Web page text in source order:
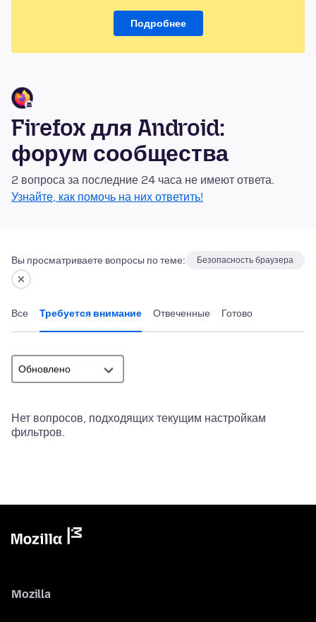
Подробнее
Firefox для Android:
форум сообщества
2 вопроса за последние 24 часа не имеют ответа.
Узнайте, как помочь на них ответить!
Вы просматриваете вопросы по теме: Безопасность браузера
Все Требуется внимание Отвеченные Готово
Нет вопросов, подходящих текущим настройкам
фильтров.
Mozilla